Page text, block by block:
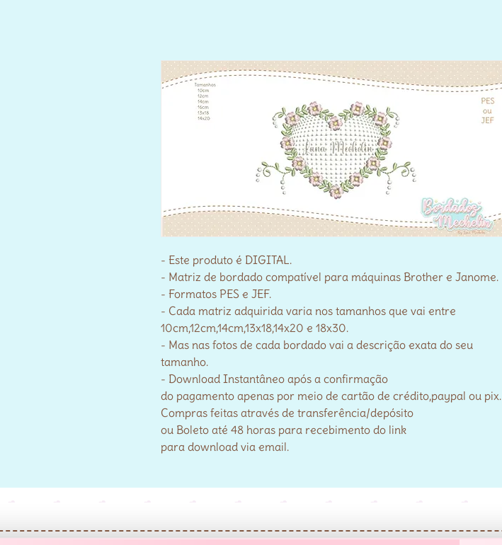
- Este produto é DIGITAL.
- Matriz de bordado compatível para máquinas Brother e Janome.
- Formatos PES e JEF.
- Cada matriz adquirida varia nos tamanhos que vai entre
10cm,12cm,14cm,13x18,14x20 e 18x30.
- Mas nas fotos de cada bordado vai a descrição exata do seu
tamanho.
- Download Instantâneo após a confirmação
do pagamento apenas por meio de cartão de crédito,paypal ou pix.
Compras feitas através de transferência/depósito
ou Boleto até 48 horas para recebimento do link
para download via email.